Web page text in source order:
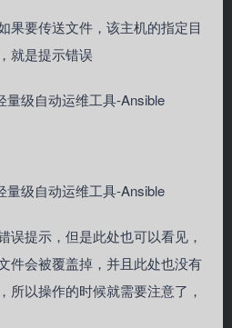
果要传送文件，该主机的指定目
就是提示错误
误提示，但是此处也可以看见，
件会被覆盖掉，并且此处也没有
所以操作的时候就需要注意了，